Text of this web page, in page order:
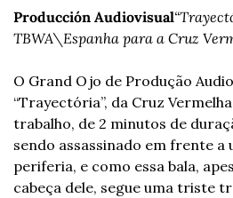
Producción Audiovisual
TBWA\Espanha para a Cruz
O Grand Ojo de Produção
“Trayectória”, da Cruz
trabalho, de 2 minutos de
sendo assassinado em frente a
periferia, e como essa bala,
cabeça dele, segue uma triste